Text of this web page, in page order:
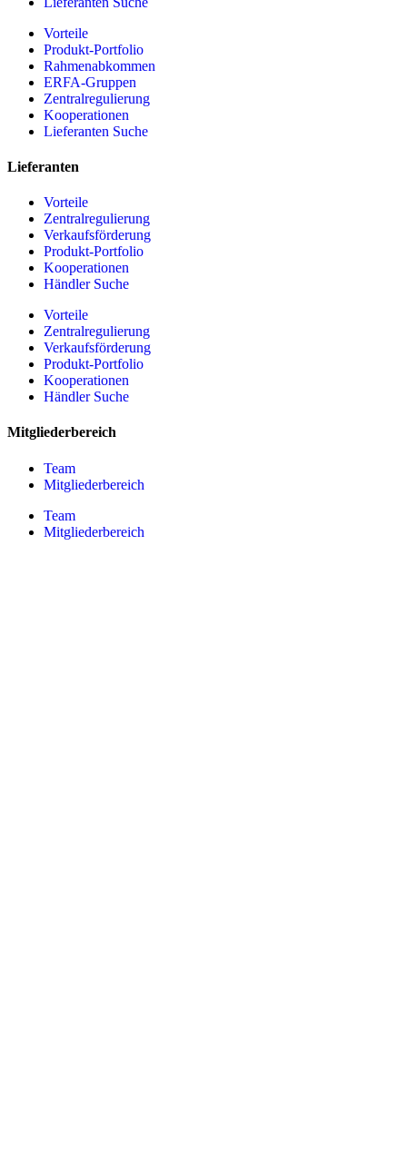
Vorteile
Produkt-Portfolio
Rahmenabkommen
ERFA-Gruppen
Zentralregulierung
Kooperationen
Lieferanten Suche
Lieferanten
Vorteile
Zentralregulierung
Verkaufsförderung
Produkt-Portfolio
Kooperationen
Händler Suche
Vorteile
Zentralregulierung
Verkaufsförderung
Produkt-Portfolio
Kooperationen
Händler Suche
Mitgliederbereich
Team
Mitgliederbereich
Team
Mitgliederbereich